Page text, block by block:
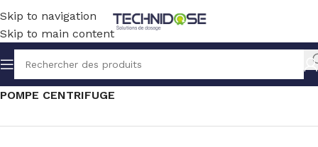
Skip to navigation
Skip to main content
Accueil TRANSFERT SOLUTION ELECTRIQUE
POMPE CENTRIFUGE